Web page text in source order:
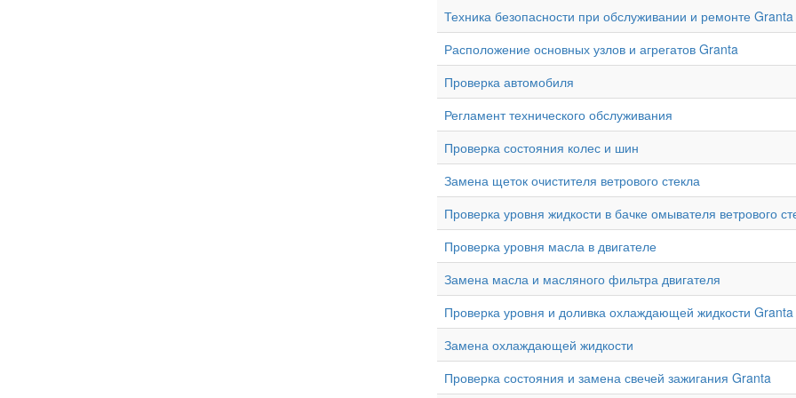
Техника безопасности при обслуживании и ремонте Granta
Расположение основных узлов и агрегатов Granta
Проверка автомобиля
Регламент технического обслуживания
Проверка состояния колес и шин
Замена щеток очистителя ветрового стекла
Проверка уровня жидкости в бачке омывателя ветрового
Проверка уровня масла в двигателе
Замена масла и масляного фильтра двигателя
Проверка уровня и доливка охлаждающей жидкости Granta
Замена охлаждающей жидкости
Проверка состояния и замена свечей зажигания Granta